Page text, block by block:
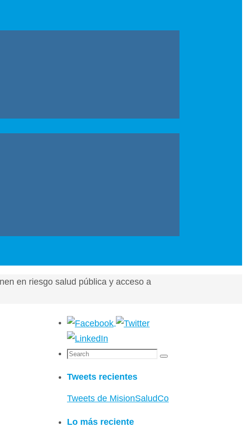
en riesgo salud pública y acceso a
Search
Search
Tweets recientes
Tweets de MisionSaludCo
Lo más reciente